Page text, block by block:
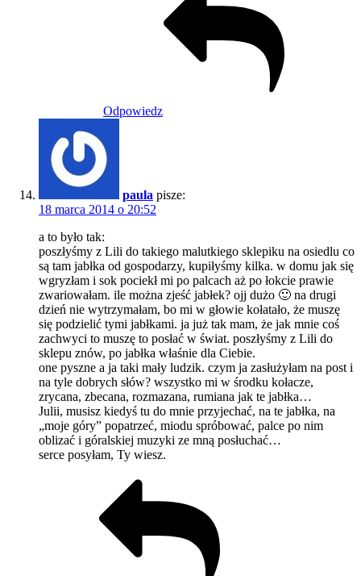
Odpowiedz
paula pisze:
18 marca 2014 o 20:52
a to było tak:
poszłyśmy z Lili do takiego malutkiego sklepiku na osiedlu co
są tam jabłka od gospodarzy, kupiłyśmy kilka. w domu jak się
wgryzłam i sok pociekł mi po palcach aż po łokcie prawie
zwariowałam. ile można zjeść jabłek? ojj dużo 🙂 na drugi
dzień nie wytrzymałam, bo mi w głowie kołatało, że muszę
się podzielić tymi jabłkami. ja już tak mam, że jak mnie coś
zachwyci to muszę to posłać w świat. poszłyśmy z Lili do
sklepu znów, po jabłka właśnie dla Ciebie.
one pyszne a ja taki mały ludzik. czym ja zasłużyłam na post i
na tyle dobrych słów? wszystko mi w środku kołacze,
zrycana, zbecana, rozmazana, rumiana jak te jabłka…
Julii, musisz kiedyś tu do mnie przyjechać, na te jabłka, na
„moje góry” popatrzeć, miodu spróbować, palce po nim
oblizać i góralskiej muzyki ze mną posłuchać…
serce posyłam, Ty wiesz.